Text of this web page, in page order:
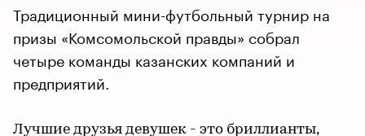
Традиционный мини-футбольный турнир на
призы «Комсомольской правды» собрал
четыре команды казанских компаний и
предприятий.
Лучшие друзья девушек - это бриллианты,